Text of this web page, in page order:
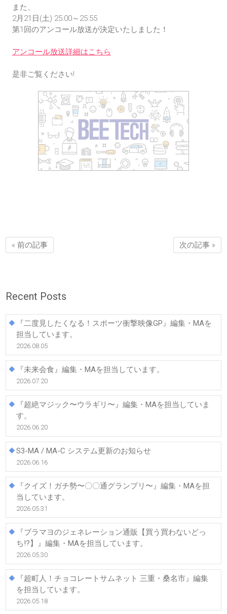
また、
2月21日(土) 25:00～25:55
第1回のアンコール放送が決定いたしました！
アンコール放送詳細はこちら
« 前の記事 次の記事 »
Recent Posts
『二度見したくなる！スポーツ衝撃映像GP』編集・MAを
担当しています。
2026.08.05
『未来会食』編集・MAを担当しています。
2026.07.20
『超絶マジック〜ウラギリ〜』編集・MAを担当していま
す。
2026.06.20
S3-MA / MA-C システム更新のお知らせ
2026.06.16
『クイズ！ガチ勢〜〇〇通グランプリ〜』編集・MAを担
当しています。
2026.05.31
『ブラマヨのジェネレーション通販【買う買わないどっ
ち!?】』編集・MAを担当しています。
2026.05.30
『超町人！チョコレートサムネット 三重・桑名市』編集
を担当しています。
2026.05.18